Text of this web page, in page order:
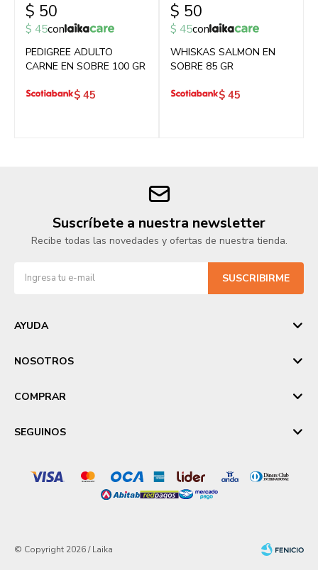
$ 50
$ 45con
PEDIGREE ADULTO
CARNE EN SOBRE 100 GR
$ 45
$ 50
$ 45con
WHISKAS SALMON EN
SOBRE 85 GR
$ 45
Suscríbete a nuestra newsletter
Recibe todas las novedades y ofertas de nuestra tienda.
SUSCRIBIRME
AYUDA
NOSOTROS
COMPRAR
SEGUINOS
© Copyright 2026 / Laika